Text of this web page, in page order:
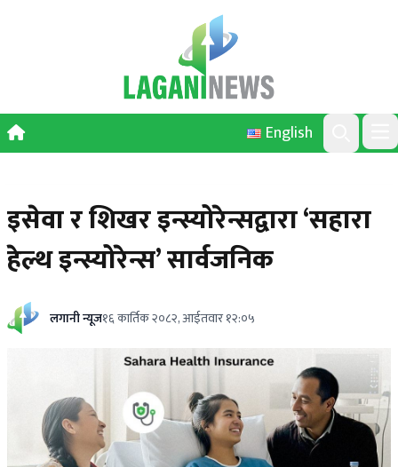
English
Search
इसेवा र शिखर इन्स्योरेन्सद्वारा ‘सहारा
हेल्थ इन्स्योरेन्स’ सार्वजनिक
लगानी न्यूज१६ कार्तिक २०८२, आईतवार १२:०५